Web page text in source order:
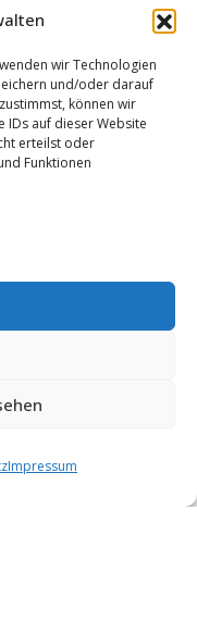
wir Technologien
und/oder darauf
können wir
IDs auf dieser Website
erteilst oder
Funktionen
Impressum